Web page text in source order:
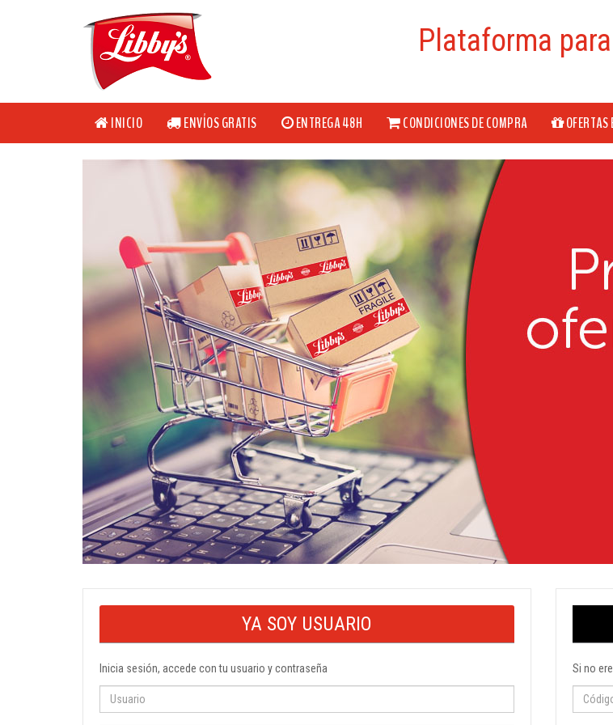
Plataforma
INICIO ENVÍOS GRATIS ENTREGA 48H CONDICIONES DE COMPRA OFERTAS
YA SOY USUARIO
Inicia sesión, accede con tu usuario y contraseña Si no